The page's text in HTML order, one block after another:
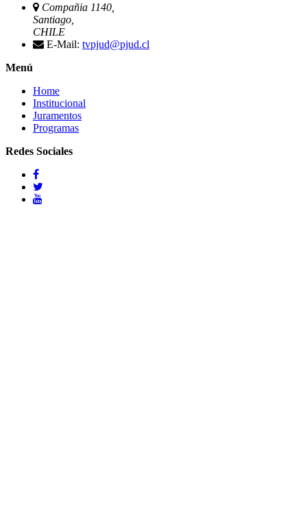
Compañia 1140,
Santiago,
CHILE
E-Mail: tvpjud@pjud.cl
Menú
Home
Institucional
Juramentos
Programas
Redes Sociales